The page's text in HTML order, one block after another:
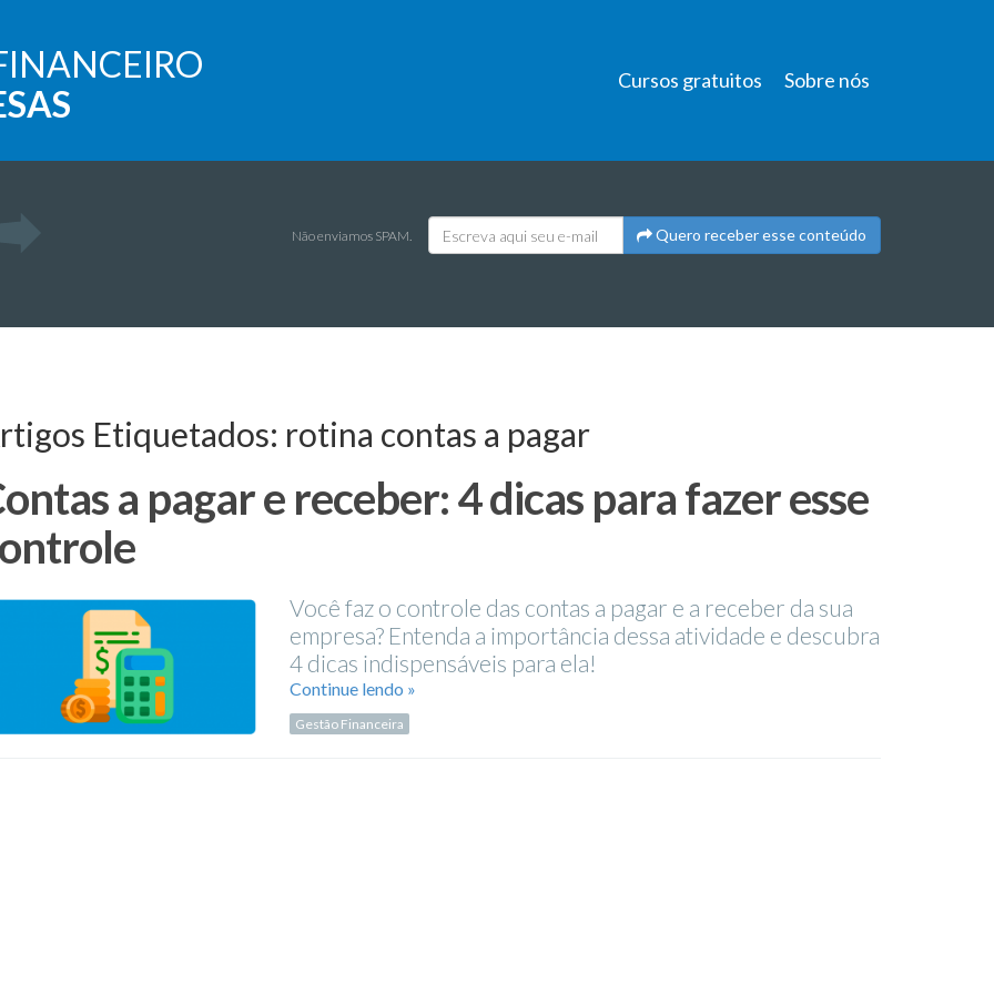
Cursos gratuitos Sobre nós
Não enviamos SPAM. Quero receber esse conteúdo
Etiquetados: rotina contas a pagar
a pagar e receber: 4 dicas para fazer esse
Você faz o controle das contas a pagar e a receber da sua
empresa? Entenda a importância dessa atividade e descubra
4 dicas indispensáveis para ela!
Continue lendo »
Gestão Financeira